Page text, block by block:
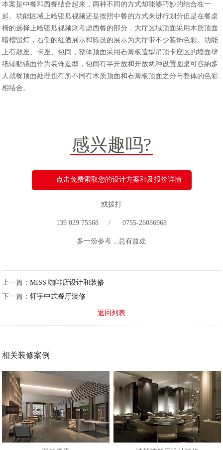
本案是中餐和西餐结合起来，两种不同的方式却能够巧妙的结合在一
起。功能区域上哈密瓜视频还是按照中餐的方式来进行划分但是在餐桌
椅的选择上哈密瓜视频则考虑西餐的部分，大厅区域顶面采用木质顶面
暗槽留灯，右侧的红酒展示和陈设的展示为大厅带不少装饰色彩。功能
上有散座、卡座、包间，整体顶面采用石膏板造型吊顶卡座区的墙面壁
纸铺贴镜面作为装饰造型，包间有半开放和开放两种设置圆桌可容納多
人就餐顶面处理也有所不同有木质顶面和石膏板顶面之分与整体的色彩
相结合。
感兴趣吗?
点击免费索取您的设计方案和及报价详情
或拨打
139 029 75568 / 0755-26086968
多一份参考，总有益处
上一篇：MISS 咖啡店设计和装修
下一篇：轩宇中式餐厅装修
返回列表
相关装修案例